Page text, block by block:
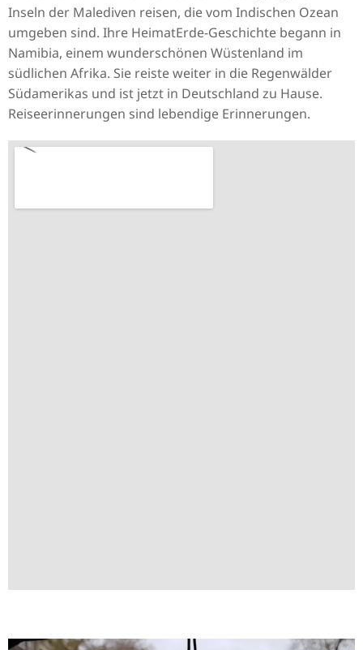
Inseln der Malediven reisen, die vom Indischen Ozean
umgeben sind. Ihre HeimatErde-Geschichte begann in
Namibia, einem wunderschönen Wüstenland im
südlichen Afrika. Sie reiste weiter in die Regenwälder
Südamerikas und ist jetzt in Deutschland zu Hause.
Reiseerinnerungen sind lebendige Erinnerungen.